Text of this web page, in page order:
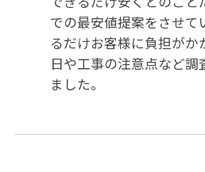
での最安値提案をさせて
るだけお客様に負担がか
日や工事の注意点など調
ました。